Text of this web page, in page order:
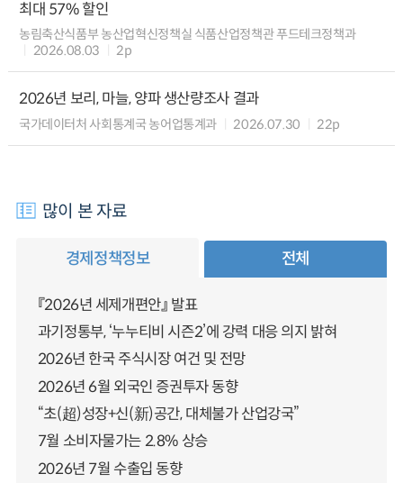
최대 57% 할인
농림축산식품부 농산업혁신정책실 식품산업정책관 푸드테크정책과
2026.08.03
2p
2026년 보리, 마늘, 양파 생산량조사 결과
국가데이터처 사회통계국 농어업통계과 2026.07.30 22p
많이 본 자료
경제정책정보 전체
『2026년 세제개편안』 발표
과기정통부, ‘누누티비 시즌2’에 강력 대응 의지 밝혀
2026년 한국 주식시장 여건 및 전망
2026년 6월 외국인 증권투자 동향
“초(超)성장+신(新)공간, 대체불가 산업강국”
7월 소비자물가는 2.8% 상승
2026년 7월 수출입 동향